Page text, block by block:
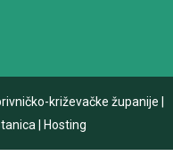
križevačke županije
Hosting